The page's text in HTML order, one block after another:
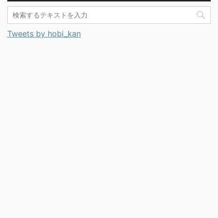
Tweets by hobi_kan